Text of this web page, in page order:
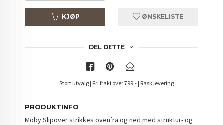
KJØP ØNSKELISTE
DEL DETTE
Stort utvalg | Fri frakt over 799,- | Rask levering
PRODUKTINFO
Moby Slipover strikkes ovenfra og ned med struktur- og